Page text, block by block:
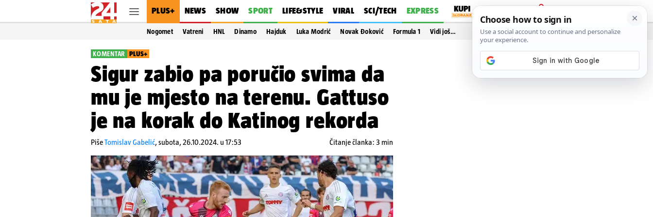
PLUS+ NEWS SHOW SPORT LIFE&STYLE VIRAL SCI/TECH EXPRESS
PRIJAVA
Nogomet Vatreni HNL Dinamo Hajduk Luka Modrić Novak Đoković Formula 1 Vidi još…
KOMENTAR PLUS+
Sigur zabio pa poručio svima da
mu je mjesto na terenu. Gattuso
je na korak do Katinog rekorda
PišeTomislav Gabelić,subota, 26.10.2024. u 17:53 Čitanje članka: 3 min